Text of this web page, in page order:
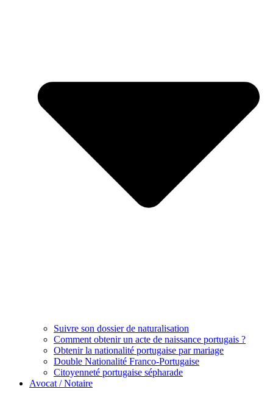
Suivre son dossier de naturalisation
Comment obtenir un acte de naissance portugais ?
Obtenir la nationalité portugaise par mariage
Double Nationalité Franco-Portugaise
Citoyenneté portugaise sépharade
Avocat / Notaire